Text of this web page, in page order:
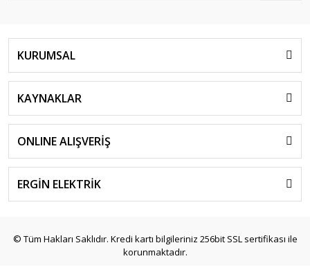
KURUMSAL
KAYNAKLAR
ONLINE ALIŞVERİŞ
ERGİN ELEKTRİK
© Tüm Hakları Saklıdır. Kredi kartı bilgileriniz 256bit SSL sertifikası ile
korunmaktadır.